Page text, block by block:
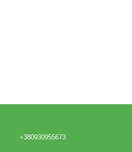
+380930955673